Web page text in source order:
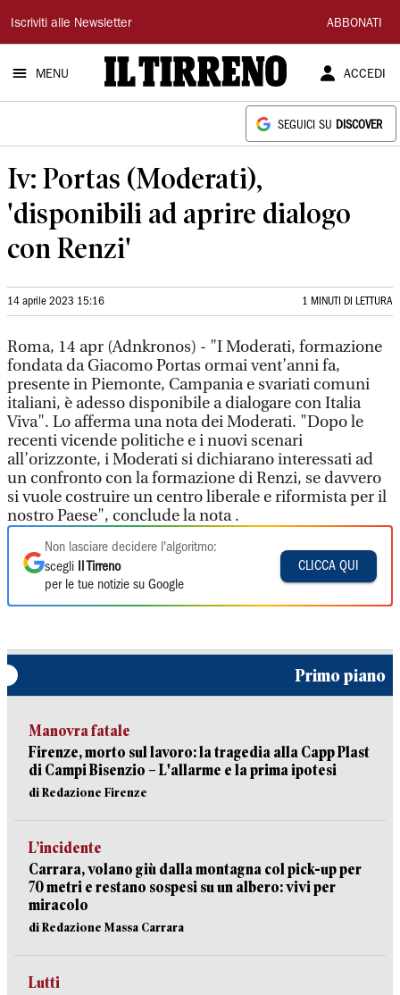
Il
Tirreno
Iscriviti alle Newsletter ABBONATI
MENU ACCEDI
SEGUICI SU DISCOVER
Iv: Portas (Moderati),
'disponibili ad aprire dialogo
con Renzi'
14 aprile 2023 15:16 1 MINUTI DI LETTURA
Roma, 14 apr (Adnkronos) - "I Moderati, formazione
fondata da Giacomo Portas ormai vent’anni fa,
presente in Piemonte, Campania e svariati comuni
italiani, è adesso disponibile a dialogare con Italia
Viva". Lo afferma una nota dei Moderati. "Dopo le
recenti vicende politiche e i nuovi scenari
all’orizzonte, i Moderati si dichiarano interessati ad
un confronto con la formazione di Renzi, se davvero
si vuole costruire un centro liberale e riformista per il
nostro Paese", conclude la nota .
Non lasciare decidere l'algoritmo:
scegli
Il Tirreno
per le tue notizie su Google
CLICCA QUI
Primo piano
Manovra fatale
Firenze, morto sul lavoro: la tragedia alla Capp Plast
di Campi Bisenzio – L'allarme e la prima ipotesi
di Redazione Firenze
L’incidente
Carrara, volano giù dalla montagna col pick-up per
70 metri e restano sospesi su un albero: vivi per
miracolo
di Redazione Massa Carrara
Lutti